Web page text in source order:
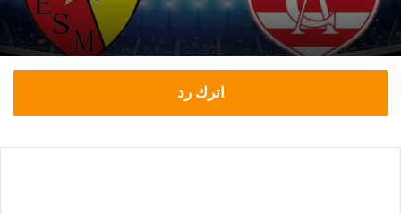
اترك رد